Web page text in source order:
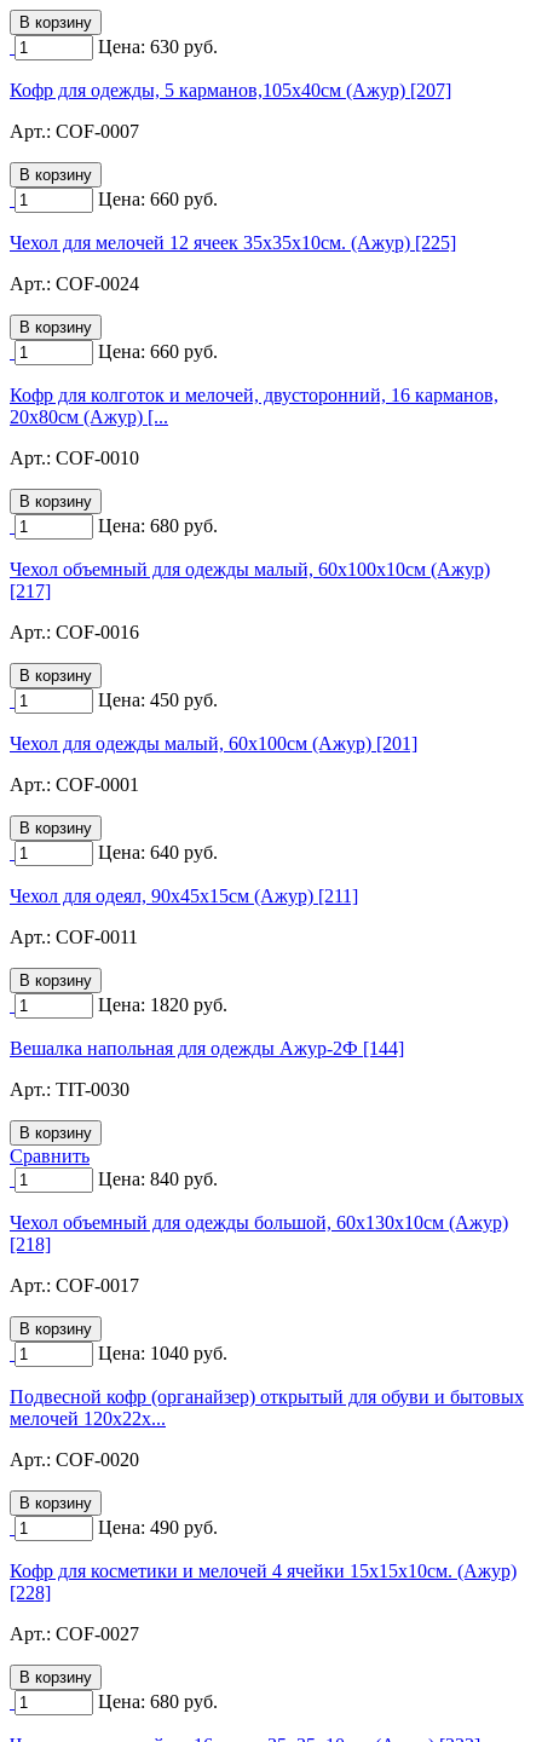
Цена: 630 руб.
Кофр для одежды, 5 карманов,105х40см (Ажур) [207]
Арт.: COF-0007
Цена: 660 руб.
Чехол для мелочей 12 ячеек 35х35х10см. (Ажур) [225]
Арт.: COF-0024
Цена: 660 руб.
Кофр для колготок и мелочей, двусторонний, 16 карманов,
20х80см (Ажур) [...
Арт.: COF-0010
Цена: 680 руб.
Чехол объемный для одежды малый, 60х100х10см (Ажур)
[217]
Арт.: COF-0016
Цена: 450 руб.
Чехол для одежды малый, 60х100см (Ажур) [201]
Арт.: COF-0001
Цена: 640 руб.
Чехол для одеял, 90х45х15см (Ажур) [211]
Арт.: COF-0011
Цена: 1820 руб.
Вешалка напольная для одежды Ажур-2Ф [144]
Арт.: TIT-0030
Сравнить
Цена: 840 руб.
Чехол объемный для одежды большой, 60х130х10см (Ажур)
[218]
Арт.: COF-0017
Цена: 1040 руб.
Подвесной кофр (органайзер) открытый для обуви и бытовых
мелочей 120х22х...
Арт.: COF-0020
Цена: 490 руб.
Кофр для косметики и мелочей 4 ячейки 15х15х10см. (Ажур)
[228]
Арт.: COF-0027
Цена: 680 руб.